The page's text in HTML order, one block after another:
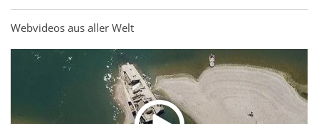
Webvideos aus aller Welt